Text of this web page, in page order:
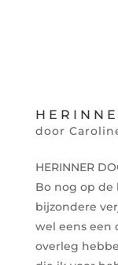
door
HERINNER
Bo nog op de
bijzondere
wel eens een
overleg